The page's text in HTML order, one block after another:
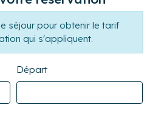
séjour pour obtenir le tarif
qui s'appliquent.
Départ